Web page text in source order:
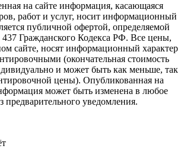
на сайте информация, касающаяся
работ и услуг, носит информационный
публичной офертой, определяемой
Гражданского Кодекса РФ. Все цены,
сайте, носят информационный характер
(окончательная стоимость
и может быть как меньше, так
цены). Опубликованная на
может быть изменена в любое
предварительного уведомления.